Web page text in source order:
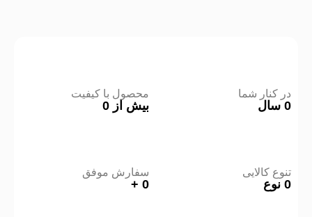
در کنار شما
0 سال
محصول با کیفیت
بیش از 0
تنوع کالایی
0 نوع
سفارش موفق
0
+